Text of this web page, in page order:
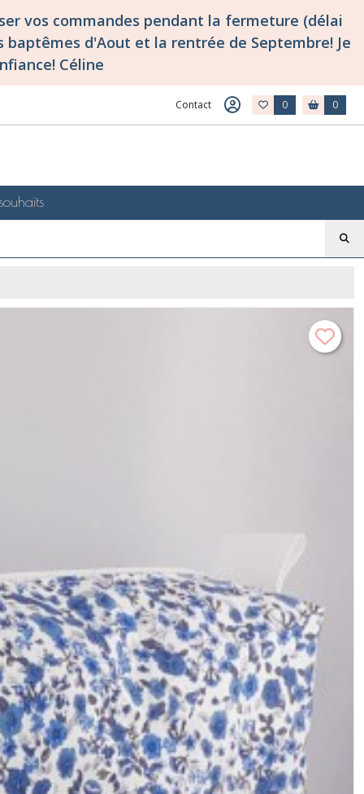
vos commandes pendant la fermeture (délai
d'Aout et la rentrée de Septembre! Je
Céline
Contact 0 0